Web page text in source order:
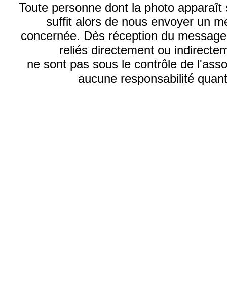
Toute personne dont la photo
suffit alors de nous envoyer un
concernée. Dès réception du
reliés directement ou
ne sont pas sous le contrôle de
aucune responsabilité